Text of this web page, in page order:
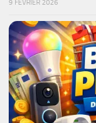
9 FÉVRIER 2026